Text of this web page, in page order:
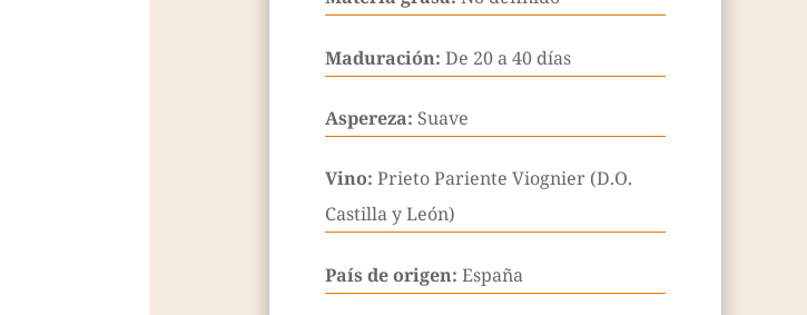
Maduración: De 20 a 40 días
Aspereza: Suave
Vino: Prieto Pariente Viognier (D.O.
Castilla y León)
País de origen: España